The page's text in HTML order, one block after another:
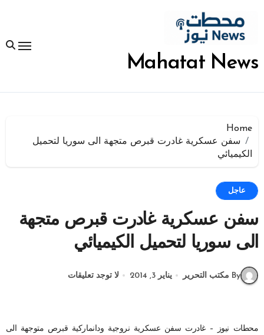
المحتوى
Mahatat News
Home
سفن عسكرية غادرت قبرص متجهة الى سوريا لتحميل
الكيميائي
عاجل
سفن عسكرية غادرت قبرص متجهة
الى سوريا لتحميل الكيميائي
By مكتب التحرير يناير 3, 2014 لا توجد تعليقات
محطات نيوز – غادرت سفن عسكرية نروجية ودانماركية قبرص متوجهة الى